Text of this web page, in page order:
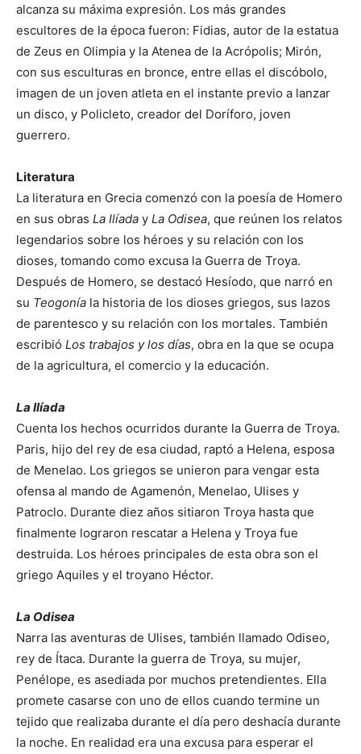
alcanza su máxima expresión. Los más grandes
escultores de la época fueron: Fidias, autor de la estatua
de Zeus en Olimpia y la Atenea de la Acrópolis; Mirón,
con sus esculturas en bronce, entre ellas el discóbolo,
imagen de un joven atleta en el instante previo a lanzar
un disco, y Policleto, creador del Doríforo, joven
guerrero.
Literatura
La literatura en Grecia comenzó con la poesía de Homero
en sus obras La Ilíada y La Odisea, que reúnen los relatos
legendarios sobre los héroes y su relación con los
dioses, tomando como excusa la Guerra de Troya.
Después de Homero, se destacó Hesíodo, que narró en
su Teogonía la historia de los dioses griegos, sus lazos
de parentesco y su relación con los mortales. También
escribió Los trabajos y los días, obra en la que se ocupa
de la agricultura, el comercio y la educación.
La Ilíada
Cuenta los hechos ocurridos durante la Guerra de Troya.
Paris, hijo del rey de esa ciudad, raptó a Helena, esposa
de Menelao. Los griegos se unieron para vengar esta
ofensa al mando de Agamenón, Menelao, Ulises y
Patroclo. Durante diez años sitiaron Troya hasta que
finalmente lograron rescatar a Helena y Troya fue
destruida. Los héroes principales de esta obra son el
griego Aquiles y el troyano Héctor.
La Odisea
Narra las aventuras de Ulises, también llamado Odiseo,
rey de Ítaca. Durante la guerra de Troya, su mujer,
Penélope, es asediada por muchos pretendientes. Ella
promete casarse con uno de ellos cuando termine un
tejido que realizaba durante el día pero deshacía durante
la noche. En realidad era una excusa para esperar el